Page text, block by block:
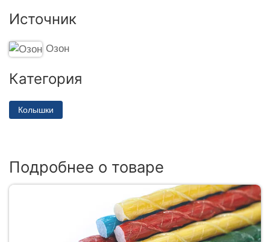
Источник
Озон
Категория
Колышки
Подробнее о товаре